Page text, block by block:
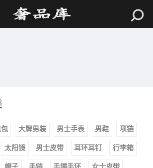
大牌男装 男士手表 男鞋 项链
太阳镜 男士皮带 耳环耳钉 行李箱